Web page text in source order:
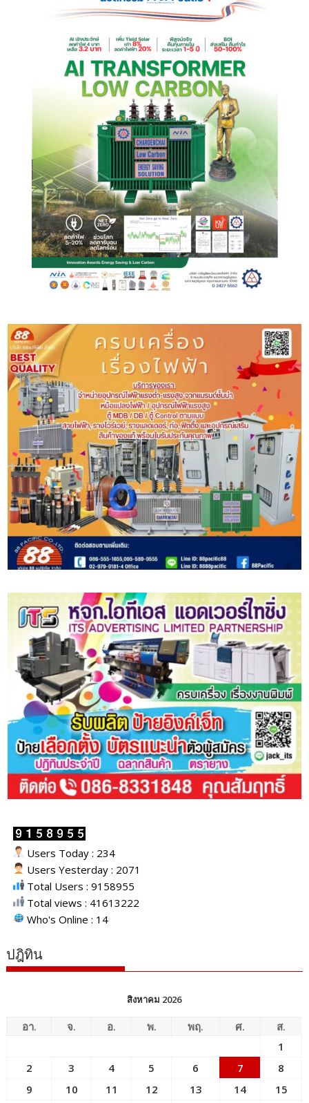
Users Today : 234
Users Yesterday : 2071
Total Users : 9158955
Total views : 41613222
Who's Online : 14
ปฎิทิน
สิงหาคม 2026
อา. จ. อ. พ. พฤ. ศ.
ส.
1
2
3 4 5 6 7
8
9
10 11 12 13 14
15